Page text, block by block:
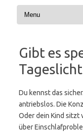
Gibt es
Du kennst das
antriebslos. Die
Oder dein Kind sitzt
über